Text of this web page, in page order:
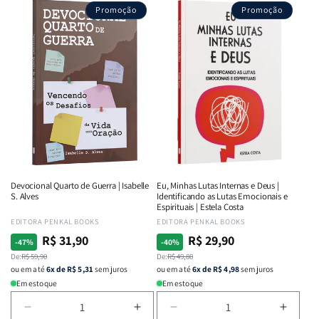
Promoção
Devocional Quarto de Guerra | Isabelle
S. Alves
Fornecedor:
EDITORA PENKAL BOOKS
-47%
Preço
normal
De:R$ 59,90
Preço
promocional
R$ 31,90
ou em até6x de R$ 5,31 sem juros
Em estoque
Aumentar
Promoção
Eu, Minhas Lutas Internas e Deus |
Identificando as Lutas Emocionais e
Espirituais | Estela Costa
Fornecedor:
EDITORA PENKAL BOOKS
-40%
Preço
normal
De:R$ 49,80
Preço
promocional
R$ 29,90
ou em até6x de R$ 4,98sem juros
Em estoque